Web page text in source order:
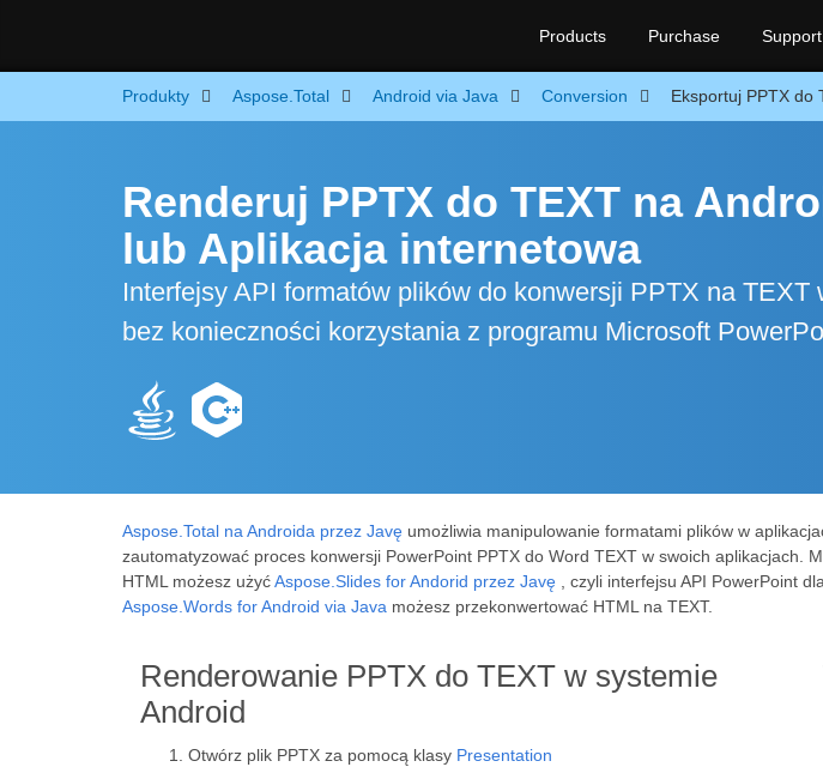
Products Purchase Support
Produkty Aspose.Total Android via Java Conversion Eksportuj PPTX do
Renderuj PPTX do TEXT na
lub Aplikacja internetowa
Interfejsy API formatów plików do konwersji PPTX na TEXT
bez konieczności korzystania z programu Microsoft
Aspose.Total na Androida przez Javę umożliwia manipulowanie formatami plików w
zautomatyzować proces konwersji PowerPoint PPTX do Word TEXT w swoich
HTML możesz użyćAspose.Slides for Andorid przez Javę , czyli interfejsu API PowerPoint
Aspose.Words for Android via Java możesz przekonwertować HTML na TEXT.
Renderowanie PPTX do TEXT w systemie
Android
Otwórz plik PPTX za pomocą klasy Presentation